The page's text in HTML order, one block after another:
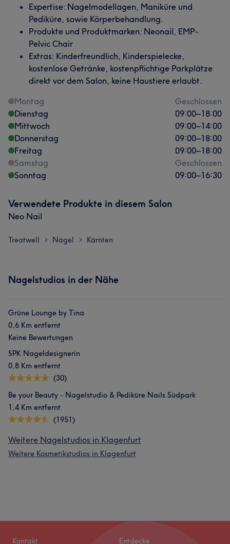
Expertise: Nagelmodellagen, Maniküre und
Pediküre, sowie Körperbehandlung.
Produkte und Produktmarken: Neonail, EMP-
Pelvic Chair
Extras: Kinderfreundlich, Kinderspielecke,
kostenlose Getränke, kostenpflichtige Parkplätze
direkt vor dem Salon, keine Haustiere erlaubt.
Montag
Geschlossen
Dienstag
09:00–18:00
Mittwoch
09:00–14:00
Donnerstag
09:00–18:00
Freitag
09:00–18:00
Samstag
Geschlossen
Sonntag
09:00–16:30
Verwendete Produkte in diesem Salon
Neo Nail
Treatwell > Nägel > Kärnten
Nagelstudios in der Nähe
Grüne Lounge by Tina
0,6 Km entfernt
Keine Bewertungen
SPK Nageldesignerin
0,8 Km entfernt
(30)
Be your Beauty - Nagelstudio & Pediküre Nails Südpark
1,4 Km entfernt
(1951)
Weitere Nagelstudios in Klagenfurt
Weitere Kosmetikstudios in Klagenfurt
Kontakt Entdecke